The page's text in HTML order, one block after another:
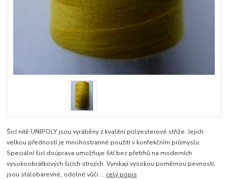
Šicí nitě UNIPOLY jsou vyráběny z kvalitní polyesterové střiže. Jejich
velkou předností je mnohostranné použití v konfekčním průmyslu.
Speciální šicí doúprava umožňuje šití bez přetrhů na moderních
vysokoobrátkových šicích strojích. Vynikají vysokou poměrnou pevností,
jsou stálobarevné, odolné vůči ... celý popis